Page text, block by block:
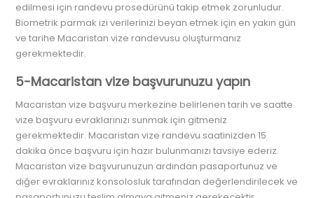
edilmesi için randevu prosedürünü takip etmek zorunludur.
Biometrik parmak izi verilerinizi beyan etmek için en yakın gün
ve tarihe Macaristan vize randevusu oluşturmanız
gerekmektedir.
5-Macaristan vize başvurunuzu yapın
Macaristan vize başvuru merkezine belirlenen tarih ve saatte
vize başvuru evraklarınızı sunmak için gitmeniz
gerekmektedir. Macaristan vize randevu saatinizden 15
dakika önce başvuru için hazır bulunmanızı tavsiye ederiz.
Macaristan vize başvurunuzun ardından pasaportunuz ve
diğer evraklarınız konsolosluk tarafından değerlendirilecek ve